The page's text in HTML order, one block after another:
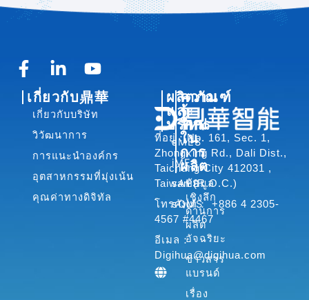
ที่อยู่：No. 161, Sec. 1,
Zhongxing Rd., Dali Dist.,
Taichung City 412031 ,
Taiwan (R.O.C.)
โทรศัพท์： +886 4 2305-
4567 #4467
อีเมล：
Digihua@digihua.com
F
c
e
b
o
o
L
n
k
e
d
i
-
Y
o
u
t
b
e
เกี่ยวกับ鼎華
เกี่ยวกับบริษัท
วิวัฒนาการ
การแนะนำองค์กร
อุตสาหกรรมที่มุ่งเน้น
คุณค่าทางดิจิทัล
ผลิตภัณฑ์
และ
บริการ
sMES
iMES
sAPS
sQMS
ความ
รู้
ใหม่
ใน
การ
ผลิต
ข้อมูล
เชิงลึก
ด้านการ
ผลิต
อัจฉริยะ
ข่าวสาร
แบรนด์
เรื่อง